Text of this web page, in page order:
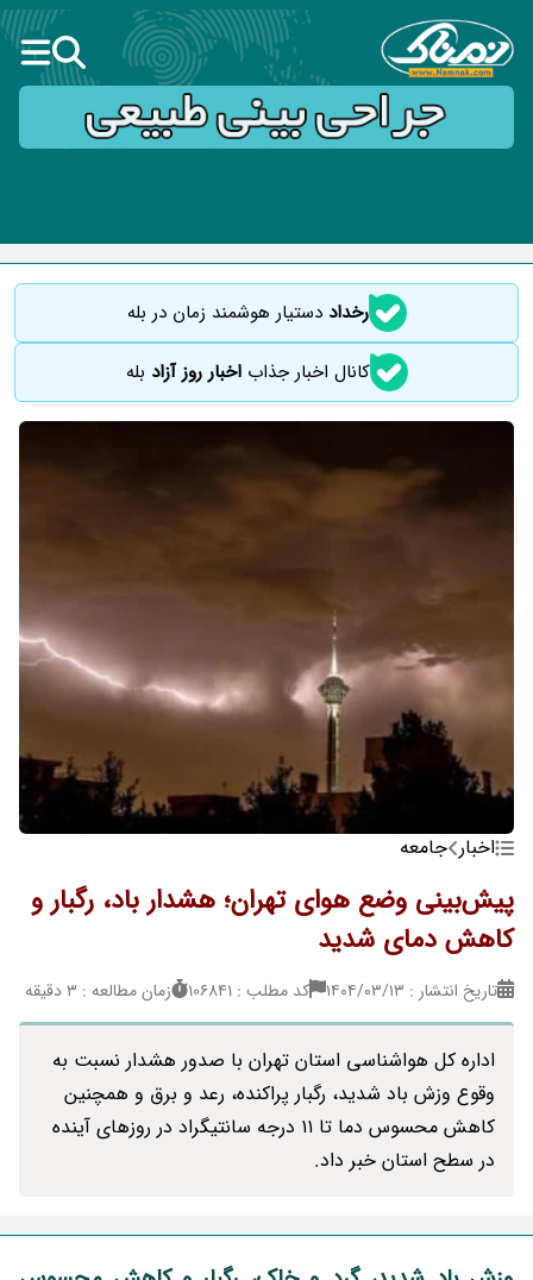
رخداددستیار هوشمند زمان در بله
کانال اخبار جذاباخبار روز آزاد بله
اخبار جامعه
پیش‌بینی وضع هوای تهران؛ هشدار باد، رگبار و
کاهش دمای شدید
تاریخ انتشار : ۱۴۰۴/۰۳/۱۳ کد مطلب : 106841 زمان مطالعه : 3 دقیقه
اداره کل هواشناسی استان تهران با صدور هشدار نسبت به
وقوع وزش باد شدید، رگبار پراکنده، رعد و برق و همچنین
کاهش محسوس دما تا ۱۱ درجه سانتیگراد در روزهای آینده
در سطح استان خبر داد.